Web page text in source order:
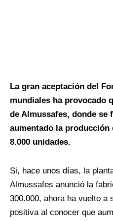
La gran aceptación del
mundiales ha provocado
de Almussafes, donde se
aumentado la producción
8.000 unidades.
Si, hace unos días, la
Almussafes anunció la
300.000, ahora ha vuelto a
positiva al conocer que